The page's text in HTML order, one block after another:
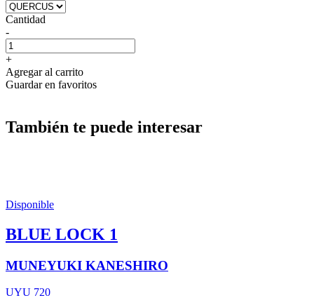
Cantidad
-
+
Agregar al carrito
Guardar en favoritos
También te puede interesar
Disponible
BLUE LOCK 1
MUNEYUKI KANESHIRO
UYU 720